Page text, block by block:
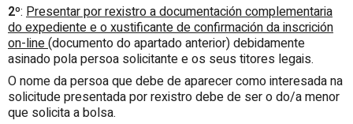
2º: Presentar por rexistro a documentación complementaria
do expediente e o xustificante de confirmación da inscrición
on-line(documento do apartado anterior) debidamente
asinado pola persoa solicitante e os seus titores legais.
O nome da persoa que debe de aparecer como interesada na
solicitude presentada por rexistro debe de ser o do/a menor
que solicita a bolsa.